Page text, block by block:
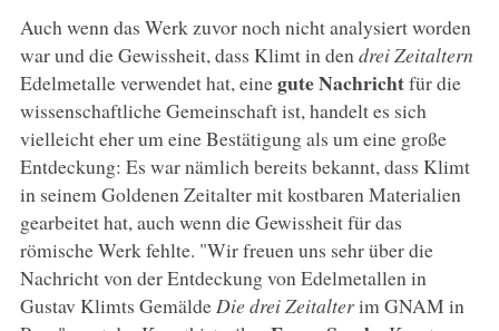
Auch wenn das Werk zuvor noch nicht analysiert worden
war und die Gewissheit, dass Klimt in den drei Zeitaltern
Edelmetalle verwendet hat, einegute Nachrichtfür die
wissenschaftliche Gemeinschaft ist, handelt es sich
vielleicht eher um eine Bestätigung als um eine große
Entdeckung: Es war nämlich bereits bekannt, dass Klimt
in seinem Goldenen Zeitalter mit kostbaren Materialien
gearbeitet hat, auch wenn die Gewissheit für das
römische Werk fehlte. "Wir freuen uns sehr über die
Nachricht von der Entdeckung von Edelmetallen in
Gustav Klimts Gemälde Die drei Zeitalterim GNAM in